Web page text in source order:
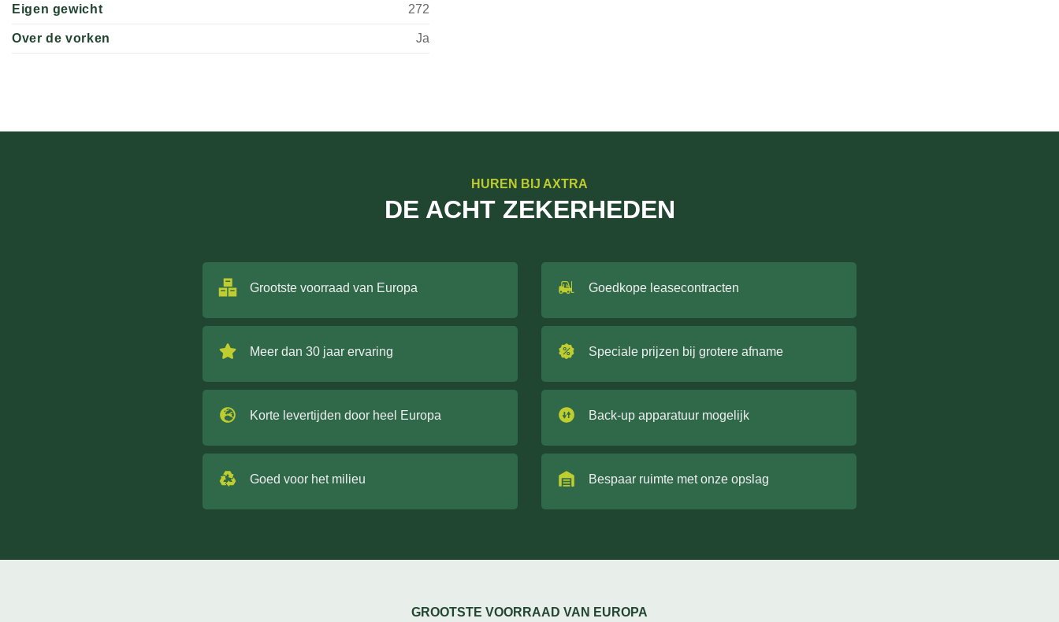
Eigen gewicht 272
Over de vorken Ja
HUREN BIJ AXTRA
DE ACHT ZEKERHEDEN
Grootste voorraad van Europa
Meer dan 30 jaar ervaring
Korte levertijden door heel Europa
Goed voor het milieu
Goedkope leasecontracten
Speciale prijzen bij grotere afname
Back-up apparatuur mogelijk
Bespaar ruimte met onze opslag
GROOTSTE VOORRAAD VAN EUROPA